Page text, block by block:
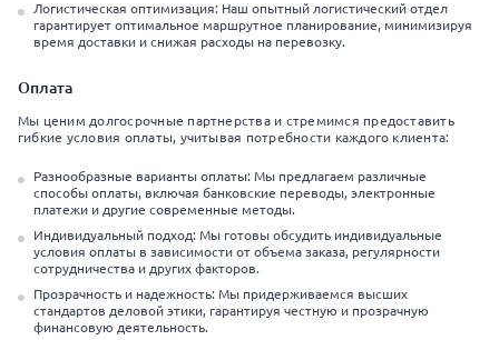
Логистическая оптимизация: Наш опытный логистический отдел
гарантирует оптимальное маршрутное планирование, минимизируя
время доставки и снижая расходы на перевозку.
Оплата
Мы ценим долгосрочные партнерства и стремимся предоставить
гибкие условия оплаты, учитывая потребности каждого клиента:
Разнообразные варианты оплаты: Мы предлагаем различные
способы оплаты, включая банковские переводы, электронные
платежи и другие современные методы.
Индивидуальный подход: Мы готовы обсудить индивидуальные
условия оплаты в зависимости от объема заказа, регулярности
сотрудничества и других факторов.
Прозрачность и надежность: Мы придерживаемся высших
стандартов деловой этики, гарантируя честную и прозрачную
финансовую деятельность.